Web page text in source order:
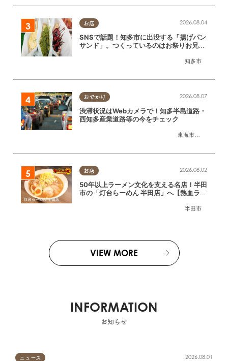
お店
知多市
2026.08.04
SNSで話題！知多市に出没する「揚げパン
サンド」。つくっているのはお祭りお兄さ
おでかけ
東海市大府市
2026.08.07
渋滞状況はWebカメラで！知多半島道路・
西知多産業道路等の今をチェック
お店
半田市
2026.08.02
50年以上ラーメン文化を支える名店！半田
市の「灯台らーめん 半田店」へ【熱血ラー
VIEW MORE
INFORMATION
お知らせ
ニュース 2026.08.01